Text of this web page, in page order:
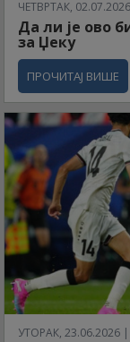
ЧЕТВРТАК,
Да ли је ово
за Џеку
ПРОЧИТАЈ ВИШЕ
УТОРАК, 23.06.2026 |